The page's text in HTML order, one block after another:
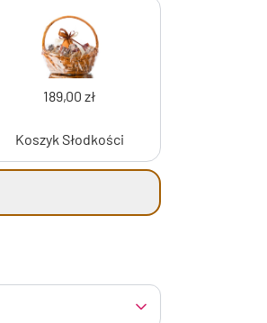
189,00 zł
Koszyk Słodkości